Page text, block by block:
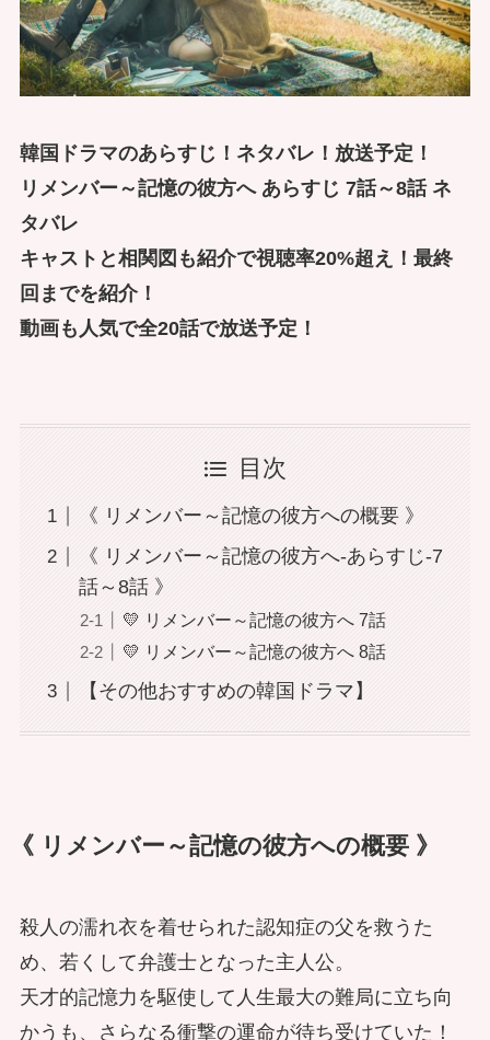
韓国ドラマのあらすじ！ネタバレ！放送予定！
リメンバー～記憶の彼方へ あらすじ 7話～8話 ネ
タバレ
キャストと相関図も紹介で視聴率20%超え！最終
回までを紹介！
動画も人気で全20話で放送予定！
目次
《 リメンバー～記憶の彼方への概要 》
《 リメンバー～記憶の彼方へ-あらすじ-7
話～8話 》
💛 リメンバー～記憶の彼方へ 7話
💛 リメンバー～記憶の彼方へ 8話
【その他おすすめの韓国ドラマ】
《 リメンバー～記憶の彼方への概要 》
殺人の濡れ衣を着せられた認知症の父を救うた
め、若くして弁護士となった主人公。
天才的記憶力を駆使して人生最大の難局に立ち向
かうも、さらなる衝撃の運命が待ち受けていた！